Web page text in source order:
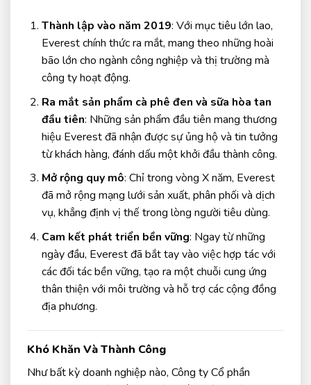
Thành lập vào năm 2019: Với mục tiêu lớn lao,
Everest chính thức ra mắt, mang theo những hoài
bão lớn cho ngành công nghiệp và thị trường mà
công ty hoạt động.
Ra mắt sản phẩm cà phê đen và sữa hòa tan
đầu tiên: Những sản phẩm đầu tiên mang thương
hiệu Everest đã nhận được sự ủng hộ và tin tưởng
từ khách hàng, đánh dấu một khởi đầu thành công.
Mở rộng quy mô: Chỉ trong vòng X năm, Everest
đã mở rộng mạng lưới sản xuất, phân phối và dịch
vụ, khẳng định vị thế trong lòng người tiêu dùng.
Cam kết phát triển bền vững: Ngay từ những
ngày đầu, Everest đã bắt tay vào việc hợp tác với
các đối tác bền vững, tạo ra một chuỗi cung ứng
thân thiện với môi trường và hỗ trợ các cộng đồng
địa phương.
Khó Khăn Và Thành Công
Như bất kỳ doanh nghiệp nào, Công ty Cổ phần